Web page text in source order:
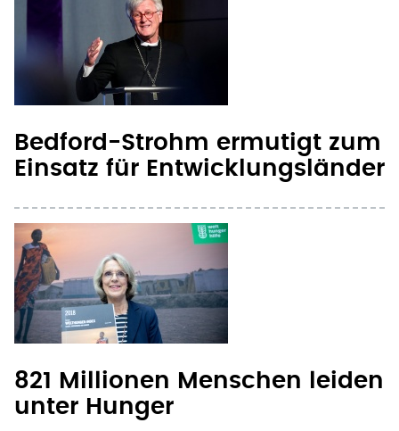
Bedford-Strohm ermutigt zum
Einsatz für Entwicklungsländer
821 Millionen Menschen leiden
unter Hunger